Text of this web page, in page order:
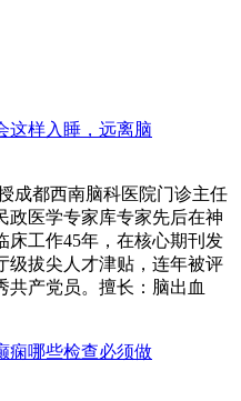
这样入睡，远离脑
成都西南脑科医院门诊主任
政医学专家库专家先后在神
床工作45年，在核心期刊发
级拔尖人才津贴，连年被评
共产党员。擅长：脑出血
痫哪些检查必须做